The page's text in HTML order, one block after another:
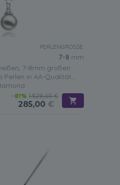
PERLENGRÖSSE:
7-8 mm
7-8mm großen
Perlen in AA-Qualität ,
-81% 1.529,00 €
285,00 €